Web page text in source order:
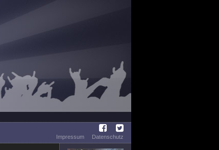
Impressum
Datenschutz